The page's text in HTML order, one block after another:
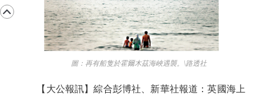
圖：再有船隻於霍爾木茲海峽遇襲。\路透社
【大公報訊】綜合彭博社、新華社報道：英國海上